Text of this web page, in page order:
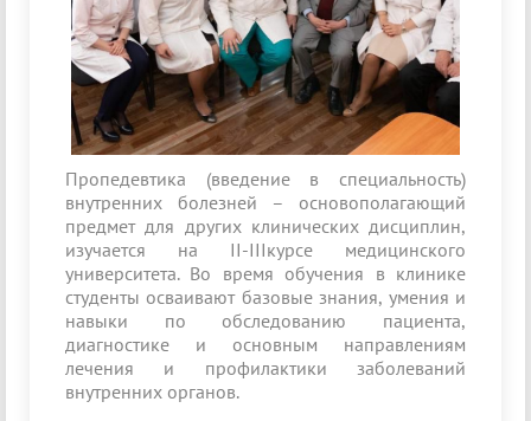
Пропедевтика (введение в специальность)
внутренних болезней – основополагающий
предмет для других клинических дисциплин,
изучается на II-IIIкурсе медицинского
университета. Во время обучения в клинике
студенты осваивают базовые знания, умения и
навыки по обследованию пациента,
диагностике и основным направлениям
лечения и профилактики заболеваний
внутренних органов.